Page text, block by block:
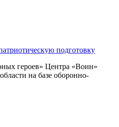
подготовку
героев» Центра «Воин»
на базе оборонно-